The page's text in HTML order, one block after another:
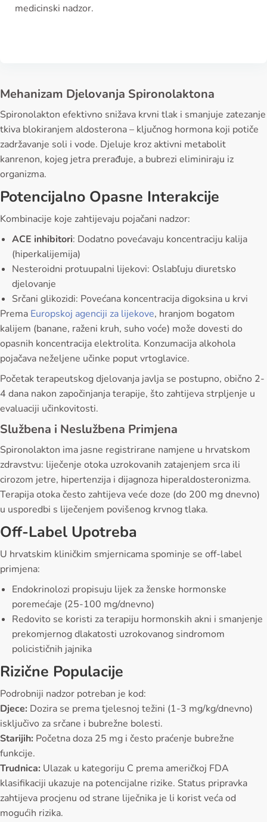
medicinski nadzor.
Mehanizam Djelovanja Spironolaktona
Spironolakton efektivno snižava krvni tlak i smanjuje zatezanje
tkiva blokiranjem aldosterona – ključnog hormona koji potiče
zadržavanje soli i vode. Djeluje kroz aktivni metabolit
kanrenon, kojeg jetra prerađuje, a bubrezi eliminiraju iz
organizma.
Potencijalno Opasne Interakcije
Kombinacije koje zahtijevaju pojačani nadzor:
ACE inhibitori: Dodatno povećavaju koncentraciju kalija
(hiperkalijemija)
Nesteroidni protuupalni lijekovi: Oslabľuju diuretsko
djelovanje
Srčani glikozidi: Povećana koncentracija digoksina u krvi
Prema Europskoj agenciji za lijekove, hranjom bogatom
kalijem (banane, raženi kruh, suho voće) može dovesti do
opasnih koncentracija elektrolita. Konzumacija alkohola
pojačava neželjene učinke poput vrtoglavice.
Početak terapeutskog djelovanja javlja se postupno, obično 2-
4 dana nakon započinjanja terapije, što zahtijeva strpljenje u
evaluaciji učinkovitosti.
Službena i Neslužbena Primjena
Spironolakton ima jasne registrirane namjene u hrvatskom
zdravstvu: liječenje otoka uzrokovanih zatajenjem srca ili
cirozom jetre, hipertenzija i dijagnoza hiperaldosteronizma.
Terapija otoka često zahtijeva veće doze (do 200 mg dnevno)
u usporedbi s liječenjem povišenog krvnog tlaka.
Off-Label Upotreba
U hrvatskim kliničkim smjernicama spominje se off-label
primjena:
Endokrinolozi propisuju lijek za ženske hormonske
poremećaje (25-100 mg/dnevno)
Redovito se koristi za terapiju hormonskih akni i smanjenje
prekomjernog dlakatosti uzrokovanog sindromom
policističnih jajnika
Rizične Populacije
Podrobniji nadzor potreban je kod:
Djece: Dozira se prema tjelesnoj težini (1-3 mg/kg/dnevno)
isključivo za srčane i bubrežne bolesti.
Starijih: Početna doza 25 mg i često praćenje bubrežne
funkcije.
Trudnica: Ulazak u kategoriju C prema američkoj FDA
klasifikaciji ukazuje na potencijalne rizike. Status pripravka
zahtijeva procjenu od strane liječnika je li korist veća od
mogućih rizika.